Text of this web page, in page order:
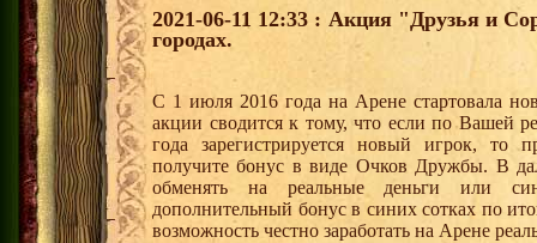
2021-06-11 12:33 : Акция "Друзья и
городах.
С 1 июля 2016 года на Арене стартовала
акции сводится к тому, что если по Вашей
года зарегистрируется новый игрок,
получите бонус в виде Очков Дружбы. В
обменять на реальные деньги или
дополнительный бонус в синих сотках по
возможность честно заработать на Арене